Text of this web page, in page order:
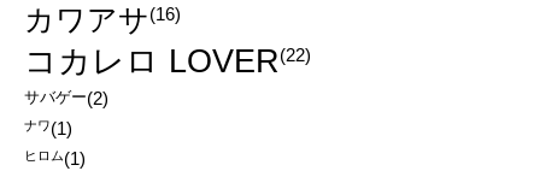
カワアサ(16)
コカレロ LOVER(22)
サバゲー(2)
ナワ(1)
ヒロム(1)